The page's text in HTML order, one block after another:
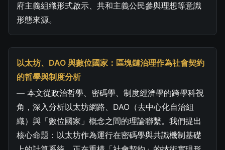
府主義組織形式啟示、共和主義公民參與理想等意識
形態來源。
以太坊、DAO 與數位國家：區塊鏈治理作為社會契約
的哲學與制度分析
— 本文從政治哲學、密碼學、制度經濟學的跨學科視
角，深入分析以太坊網路、DAO（去中心化自治組
織）與「數位國家」概念之間的理論聯繫。我們提出
核心命題：以太坊作為運行在密碼學與共識機制基礎